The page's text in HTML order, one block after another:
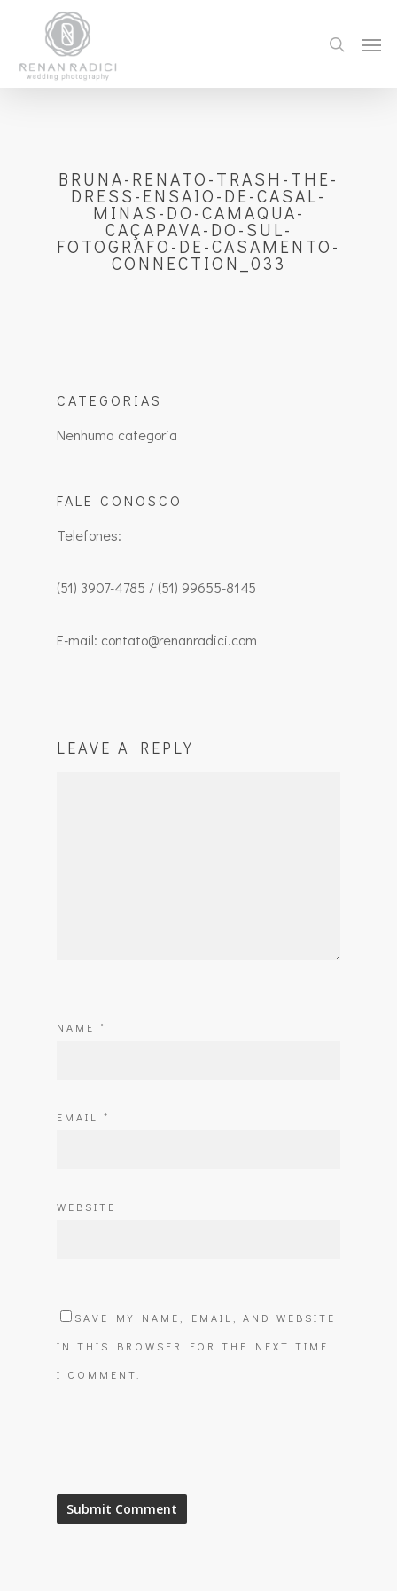
BRUNA-RENATO-TRASH-THE-
DRESS-ENSAIO-DE-CASAL-
MINAS-DO-CAMAQUA-
CAÇAPAVA-DO-SUL-
FOTOGRAFO-DE-CASAMENTO-
CONNECTION_033
CATEGORIAS
Nenhuma categoria
FALE CONOSCO
Telefones:
(51) 3907-4785 / (51) 99655-8145
E-mail: contato@renanradici.com
LEAVE A REPLY
NAME *
EMAIL *
WEBSITE
SAVE MY NAME, EMAIL, AND WEBSITE
IN THIS BROWSER FOR THE NEXT TIME
I COMMENT.